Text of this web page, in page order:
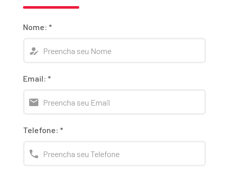
Nome: *
Email: *
Telefone: *